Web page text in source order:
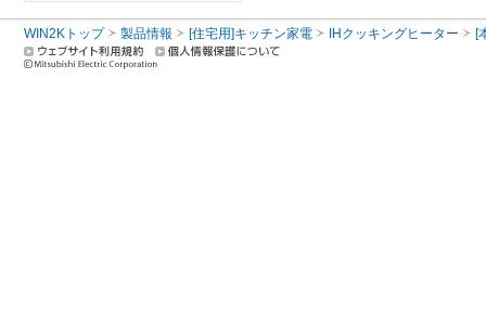
WIN2Kトップ 製品情報 [住宅用]キッチン家電 IHクッキングヒーター [